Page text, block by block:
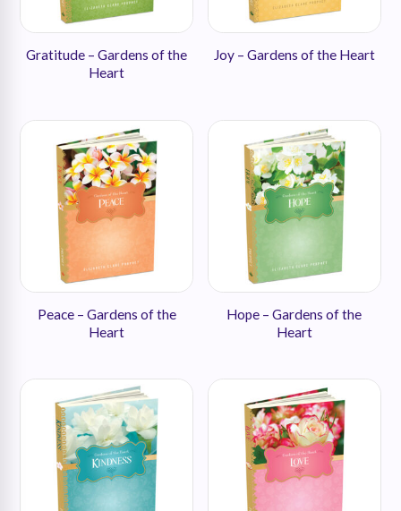
Gratitude – Gardens of the
Heart
Joy – Gardens of the Heart
Peace – Gardens of the
Heart
Hope – Gardens of the
Heart